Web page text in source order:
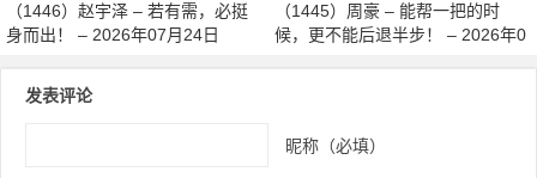
（1446）赵宇泽 – 若有需，必挺
身而出！ – 2026年07月24日
（1445）周豪 – 能帮一把的时
候，更不能后退半步！ – 2026年0
发表评论
昵称（必填）